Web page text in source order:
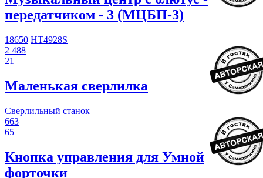
передатчиком - 3 (МЦБП-3)
18650 HT4928S
2 488
21
Маленькая сверлилка
Сверлильный станок
663
65
Кнопка управления для Умной
форточки